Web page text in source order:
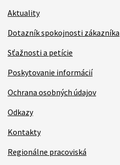
Aktuality
Dotazník spokojnosti zákazníka
Sťažnosti a petície
Poskytovanie informácií
Ochrana osobných údajov
Odkazy
Kontakty
Regionálne pracoviská